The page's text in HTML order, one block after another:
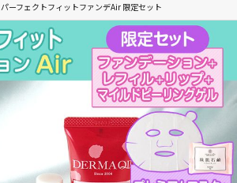
パーフェクトフィットファンデAir 限定セット